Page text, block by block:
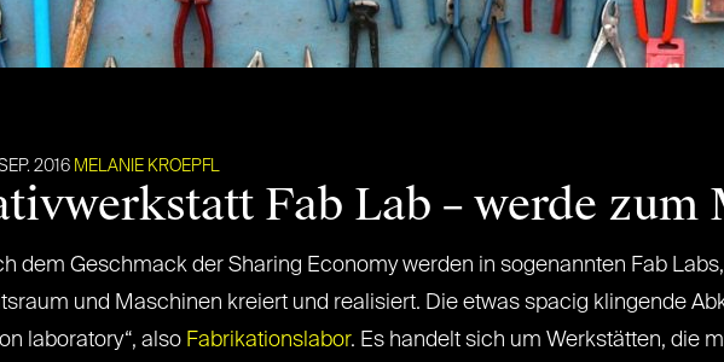
2016 MELANIE KROEPFL
Fab Lab – werde zum
dem Geschmack der Sharing Economy werden in sogenannten Fab
und Maschinen kreiert und realisiert. Die etwas spacig klingende
laboratory“, also Fabrikationslabor. Es handelt sich um Werkstätten, die